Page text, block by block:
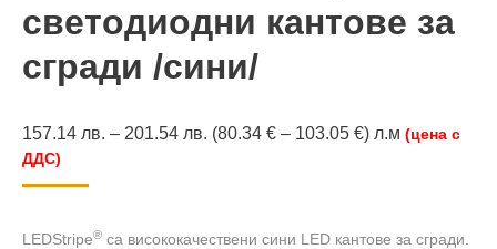
светодиодни кантове за
сгради /сини/
157.14 лв. – 201.54 лв. (80.34 € – 103.05 €) л.м (цена с
ДДС)
LEDStripe® са висококачествени сини LED кантове за сгради.